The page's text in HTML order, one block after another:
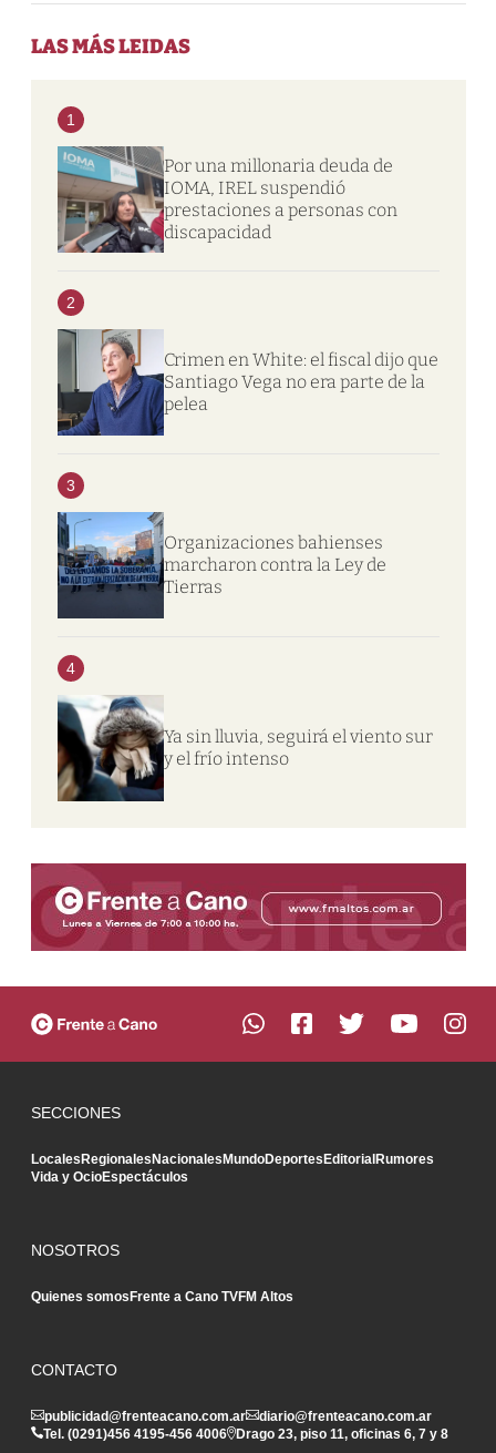
LAS MÁS LEIDAS
1
Por una millonaria deuda de
IOMA, IREL suspendió
prestaciones a personas con
discapacidad
2
Crimen en White: el fiscal dijo que
Santiago Vega no era parte de la
pelea
3
Organizaciones bahienses
marcharon contra la Ley de
Tierras
4
Ya sin lluvia, seguirá el viento sur
y el frío intenso
SECCIONES
LocalesRegionalesNacionalesMundoDeportesEditorialRumores
Vida y OcioEspectáculos
NOSOTROS
Quienes somosFrente a Cano TVFM Altos
CONTACTO
publicidad@frenteacano.com.ar
diario@frenteacano.com.ar
Tel. (0291)456 4195-456 4006 Drago 23, piso 11, oficinas 6, 7 y 8